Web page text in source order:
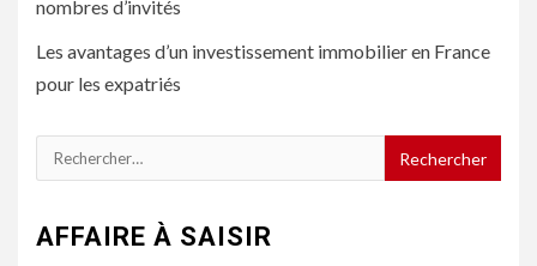
nombres d’invités
Les avantages d’un investissement immobilier en France
pour les expatriés
Rechercher :
AFFAIRE À SAISIR